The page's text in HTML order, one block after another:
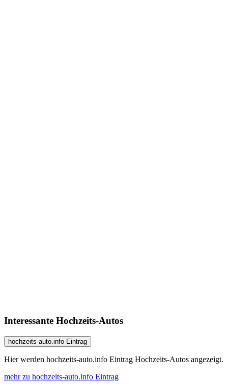
Interessante Hochzeits-Autos
hochzeits-auto.info Eintrag
Hier werden hochzeits-auto.info Eintrag Hochzeits-Autos angezeigt.
mehr zu hochzeits-auto.info Eintrag